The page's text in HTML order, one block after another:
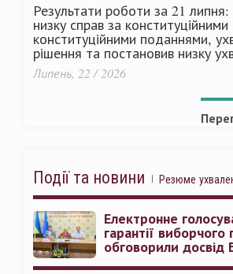
Результати роботи за 21
низку справ за
конституційними поданнями,
рішення та постановив низку
Липень, 22 / 2026
Події та новини Резюме
Електронне
гарантії
обговорили досвід